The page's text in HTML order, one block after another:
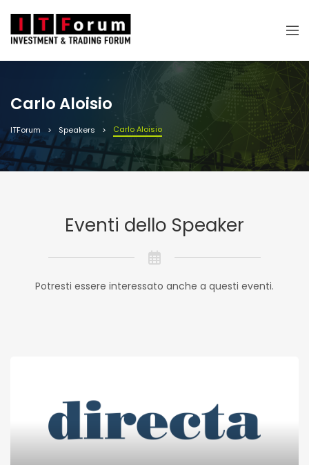
Carlo Aloisio
ITForum Speakers Carlo Aloisio
Eventi dello Speaker
Potresti essere interessato anche a questi eventi.